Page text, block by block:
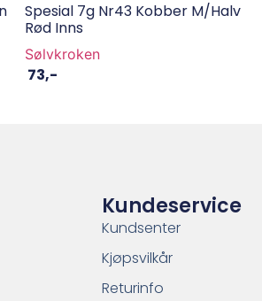
Spesial 7g Nr43 Kobber M/halv
Rød Inns
Sølvkroken
73,-
Kundeservice
Kundsenter
Kjøpsvilkår
Returinfo